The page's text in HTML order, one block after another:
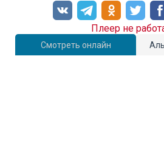
Смотреть онлайн
Плеер не